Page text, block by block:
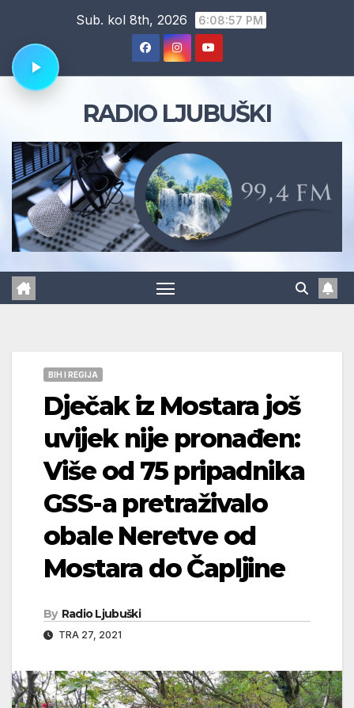
content
Sub. kol 8th, 2026 6:08:58 PM
RADIO LJUBUŠKI
BIH I REGIJA
Dječak iz Mostara još
uvijek nije pronađen:
Više od 75 pripadnika
GSS-a pretraživalo
obale Neretve od
Mostara do Čapljine
By Radio Ljubuški
TRA 27, 2021